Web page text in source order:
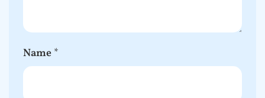
Name *